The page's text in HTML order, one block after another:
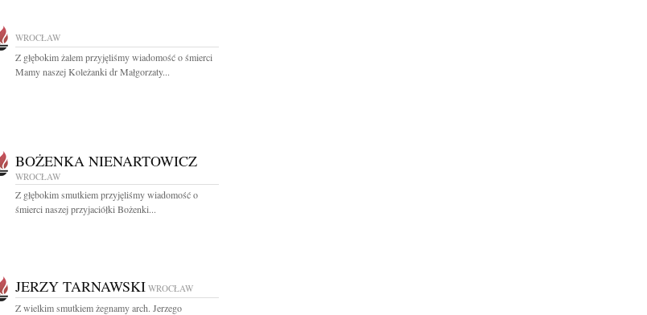
WROCŁAW
Z głębokim żalem przyjęliśmy wiadomość o śmierci
Mamy naszej Koleżanki dr Małgorzaty...
BOŻENKA NIENARTOWICZ
WROCŁAW
Z głębokim smutkiem przyjęliśmy wiadomość o
śmierci naszej przyjaciółki Bożenki...
JERZY TARNAWSKI WROCŁAW
Z wielkim smutkiem żegnamy arch. Jerzego